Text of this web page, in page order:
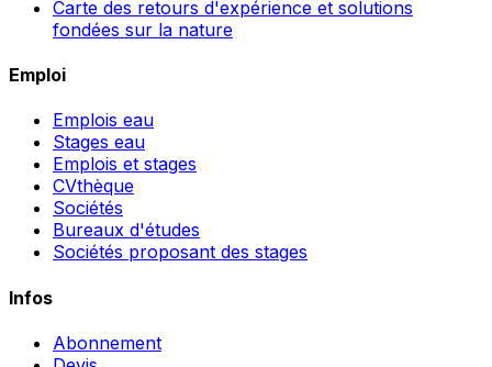
Carte des retours d'expérience et solutions
fondées sur la nature
Emploi
Emplois eau
Stages eau
Emplois et stages
CVthèque
Sociétés
Bureaux d'études
Sociétés proposant des stages
Infos
Abonnement